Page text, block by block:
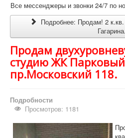
Все мессенджеры и звонки 24/7 по
Подробнее: Продам! 2
Гагарина.
Продам
студию ЖК
пр.Московский 118.
Подробности
Просмотров: 1181